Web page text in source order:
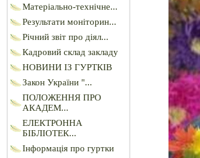
Матеріально-технічне...
Результати моніторин...
Річний звіт про діял...
Кадровий склад закладу
НОВИНИ ІЗ ГУРТКІВ
Закон України "...
ПОЛОЖЕННЯ ПРО
АКАДЕМ...
ЕЛЕКТРОННА
БІБЛІОТЕК...
Інформація про гуртки